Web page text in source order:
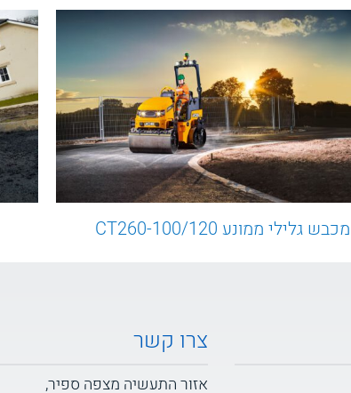
מכבש גלילי ממונע CT260-100/120
רחוב צור 1, ת.ד 13196,